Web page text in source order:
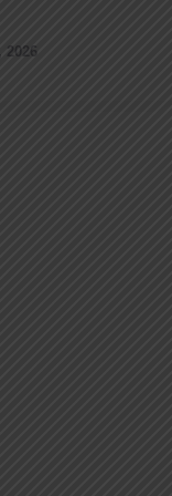
2026